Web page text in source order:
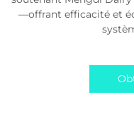
—offrant efficacité et